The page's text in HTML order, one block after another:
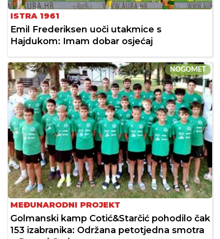
ISTRA 1961
Emil Frederiksen uoči utakmice s
Hajdukom: Imam dobar osjećaj
NOGOMET
MEĐUNARODNI PROJEKT
Golmanski kamp Cotić&Starčić pohodilo čak
153 izabranika: Održana petotjedna smotra